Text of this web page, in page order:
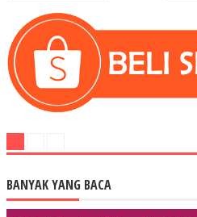
BANYAK YANG BACA